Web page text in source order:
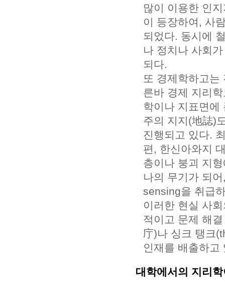
많이 이용한 인
이 등장하여, 사
되었다. 동시에
나 정치나 사회
되다.
또 경제학하고는
른바 경제 지리
학이나 지표면에
주의 지지(地誌)
진행되고 있다.
편, 한신아와지
층이나 붕괴 지
나의 무기가 되
sensing을 취급
이러한 현실 사
적이고 문제 해
庁)나 싱크 탱크
인재를 배출하고
대학에서의 지리